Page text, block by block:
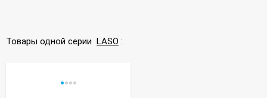
Товары одной серии LASO :